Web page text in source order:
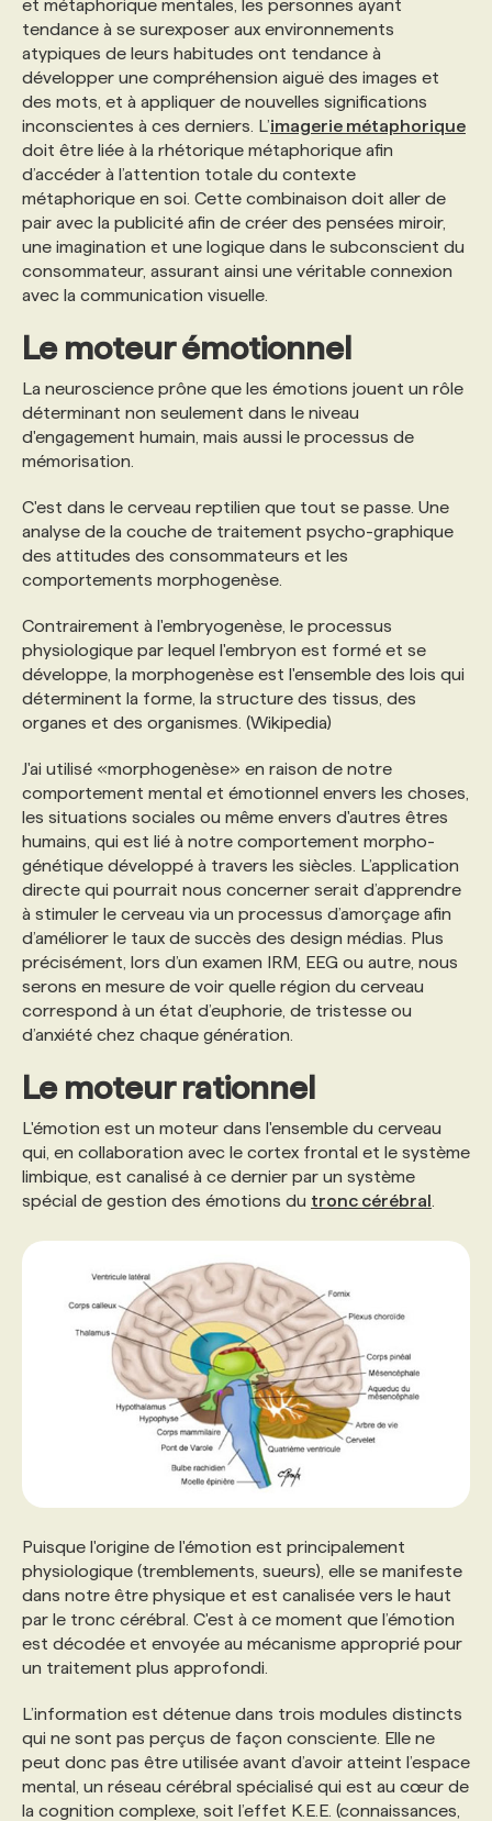
et métaphorique mentales, les personnes ayant
tendance à se surexposer aux environnements
atypiques de leurs habitudes ont tendance à
développer une compréhension aiguë des images et
des mots, et à appliquer de nouvelles significations
inconscientes à ces derniers. L’imagerie métaphorique
doit être liée à la rhétorique métaphorique afin
d’accéder à l’attention totale du contexte
métaphorique en soi. Cette combinaison doit aller de
pair avec la publicité afin de créer des pensées miroir,
une imagination et une logique dans le subconscient du
consommateur, assurant ainsi une véritable connexion
avec la communication visuelle.
Le moteur émotionnel
La neuroscience prône que les émotions jouent un rôle
déterminant non seulement dans le niveau
d'engagement humain, mais aussi le processus de
mémorisation.
C'est dans le cerveau reptilien que tout se passe. Une
analyse de la couche de traitement psycho-graphique
des attitudes des consommateurs et les
comportements morphogenèse.
Contrairement à l'embryogenèse, le processus
physiologique par lequel l'embryon est formé et se
développe, la morphogenèse est l'ensemble des lois qui
déterminent la forme, la structure des tissus, des
organes et des organismes. (Wikipedia)
J'ai utilisé «morphogenèse» en raison de notre
comportement mental et émotionnel envers les choses,
les situations sociales ou même envers d'autres êtres
humains, qui est lié à notre comportement morpho-
génétique développé à travers les siècles. L’application
directe qui pourrait nous concerner serait d’apprendre
à stimuler le cerveau via un processus d’amorçage afin
d’améliorer le taux de succès des design médias. Plus
précisément, lors d’un examen IRM, EEG ou autre, nous
serons en mesure de voir quelle région du cerveau
correspond à un état d’euphorie, de tristesse ou
d’anxiété chez chaque génération.
Le moteur rationnel
L'émotion est un moteur dans l'ensemble du cerveau
qui, en collaboration avec le cortex frontal et le système
limbique, est canalisé à ce dernier par un système
spécial de gestion des émotions du tronc cérébral
Puisque l'origine de l'émotion est principalement
physiologique (tremblements, sueurs), elle se manifeste
dans notre être physique et est canalisée vers le haut
par le tronc cérébral. C'est à ce moment que l’émotion
est décodée et envoyée au mécanisme approprié pour
un traitement plus approfondi.
L’information est détenue dans trois modules distincts
qui ne sont pas perçus de façon consciente. Elle ne
peut donc pas être utilisée avant d’avoir atteint l’espace
mental, un réseau cérébral spécialisé qui est au cœur de
la cognition complexe, soit l’effet K.E.E. (connaissances,